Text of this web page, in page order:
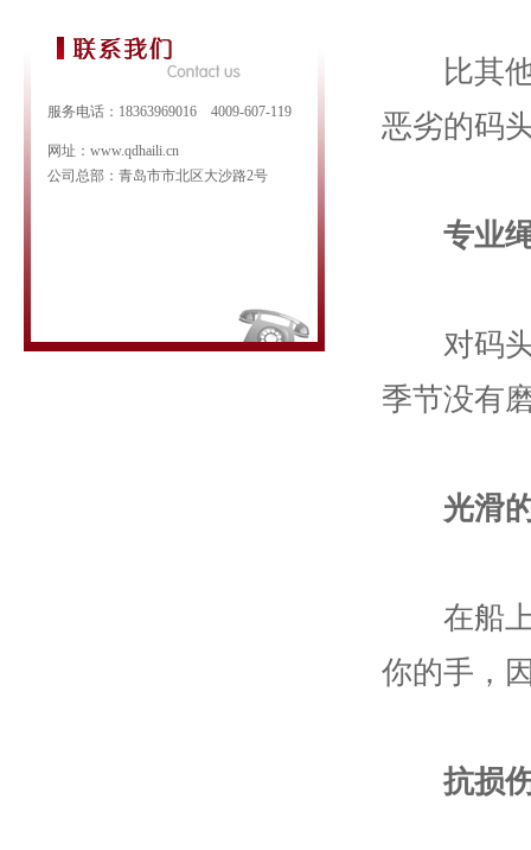
服务电话：18363969016 4009-607-119
网址：www.qdhaili.cn
公司总部：青岛市市北区大沙路2号
比其他
恶劣的码
专业
对码头
季节没有
光滑
在船上
你的手，
抗损